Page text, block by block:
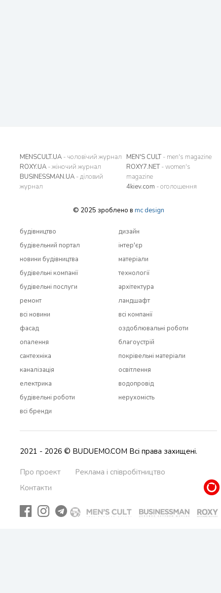
MENSCULT.UA - чоловічий журнал
ROXY.UA - жіночий журнал
BUSINESSMAN.UA - діловий
журнал
MEN'S CULT- men's magazine
ROXY7.NET- women's
magazine
4kiev.com - оголошення
© 2025 зроблено в mc design
будівництво
будівельний портал
новини будівництва
будівельні компанії
будівельні послуги
ремонт
всi новини
дизайн
інтер'єр
матеріали
технології
архітектура
ландшафт
всi компанії
фасад
опалення
сантехніка
каналізація
електрика
будівельні роботи
всi бренди
оздоблювальні роботи
благоустрій
покрівельні матеріали
освітлення
водопровід
нерухомість
2021 - 2026 © BUDUEMO.COM Всі права захищені.
Про проект
Реклама і співробітництво
Контакти